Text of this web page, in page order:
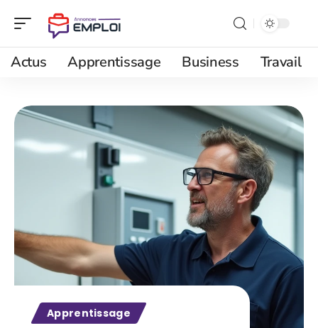
Actus Apprentissage Business Travail
Apprentissage